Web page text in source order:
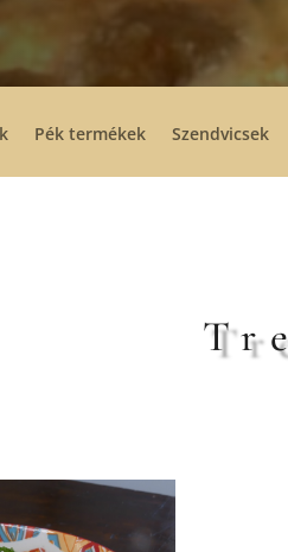
Pék termékek Szendvicsek